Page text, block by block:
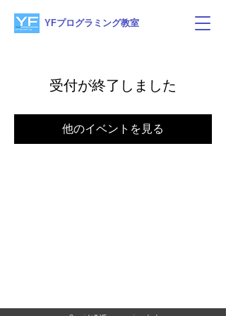
YFプログラミング教室
受付が終了しました
他のイベントを見る